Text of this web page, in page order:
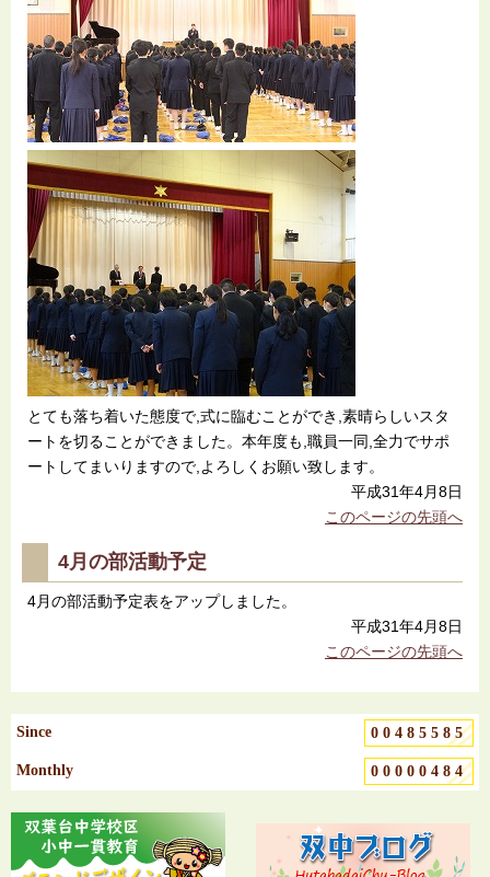
Since 00485585
Monthly 00000484
とても落ち着いた態度で,式に臨むことができ,素晴らしいスタ
ートを切ることができました。本年度も,職員一同,全力でサポ
ートしてまいりますので,よろしくお願い致します。
平成31年4月8日
このページの先頭へ
4月の部活動予定
4月の部活動予定表をアップしました。
平成31年4月8日
このページの先頭へ